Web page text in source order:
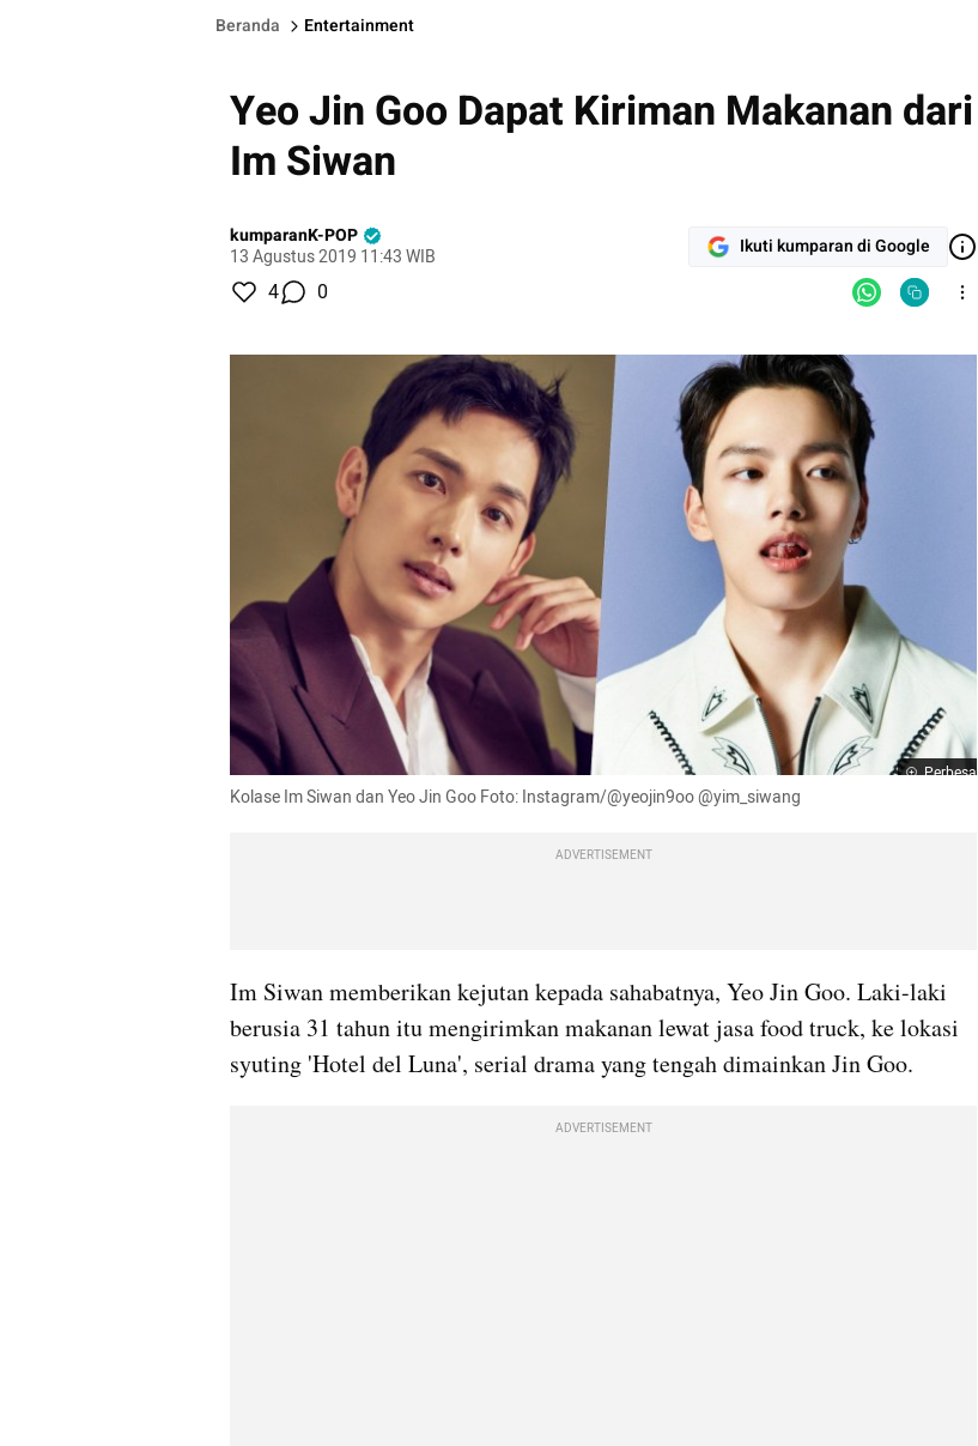
Beranda Entertainment
Yeo Jin Goo Dapat Kiriman Makanan dari
Im Siwan
kumparanK-POP
13 Agustus 2019 11:43 WIB
Ikuti kumparan di Google
4 0
Perbesar
Kolase Im Siwan dan Yeo Jin Goo Foto: Instagram/@yeojin9oo @yim_siwang
ADVERTISEMENT
Im Siwan memberikan kejutan kepada sahabatnya, Yeo Jin Goo. Laki-laki
berusia 31 tahun itu mengirimkan makanan lewat jasa food truck, ke lokasi
syuting 'Hotel del Luna', serial drama yang tengah dimainkan Jin Goo.
ADVERTISEMENT